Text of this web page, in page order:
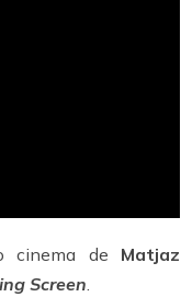
cinema de Matjaz
Screen.